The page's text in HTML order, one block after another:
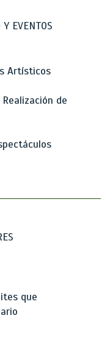
EVENTOS
Artísticos
de
que